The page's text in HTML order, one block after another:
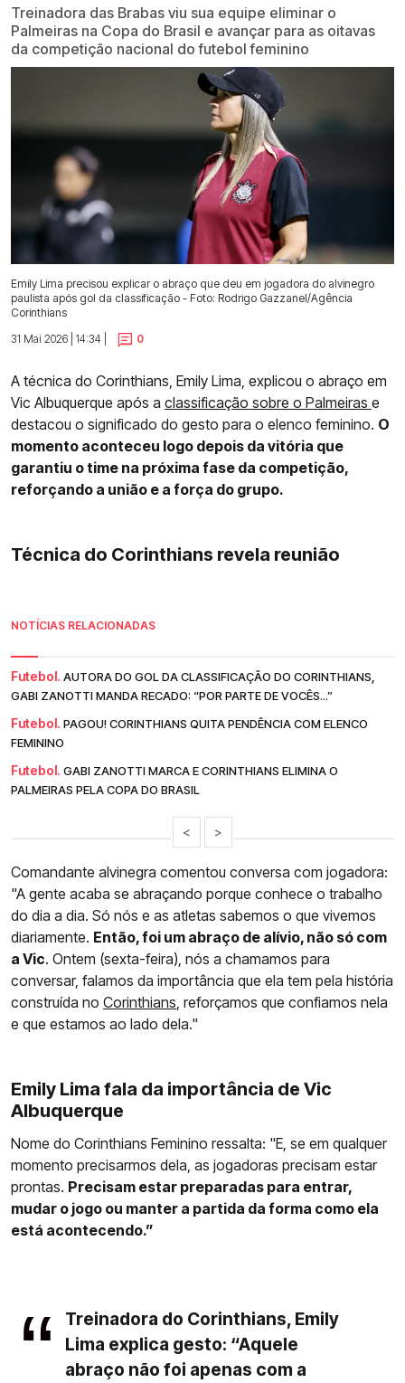
Treinadora das Brabas viu sua equipe eliminar o
Palmeiras na Copa do Brasil e avançar para as oitavas
da competição nacional do futebol feminino
Emily Lima precisou explicar o abraço que deu em jogadora do alvinegro
paulista após gol da classificação - Foto: Rodrigo Gazzanel/Agência
Corinthians
31 Mai 2026 | 14:34 |
0
A técnica do Corinthians, Emily Lima, explicou o abraço em
Vic Albuquerque após a classificação sobre o Palmeiras e
destacou o significado do gesto para o elenco feminino. O
momento aconteceu logo depois da vitória que
garantiu o time na próxima fase da competição,
reforçando a união e a força do grupo.
Técnica do Corinthians revela reunião
NOTÍCIAS RELACIONADAS
Futebol. AUTORA DO GOL DA CLASSIFICAÇÃO DO CORINTHIANS,
GABI ZANOTTI MANDA RECADO: “POR PARTE DE VOCÊS...”
Futebol. PAGOU! CORINTHIANS QUITA PENDÊNCIA COM ELENCO
FEMININO
Futebol. GABI ZANOTTI MARCA E CORINTHIANS ELIMINA O
PALMEIRAS PELA COPA DO BRASIL
< >
Comandante alvinegra comentou conversa com jogadora:
"A gente acaba se abraçando porque conhece o trabalho
do dia a dia. Só nós e as atletas sabemos o que vivemos
diariamente. Então, foi um abraço de alívio, não só com
a Vic. Ontem (sexta-feira), nós a chamamos para
conversar, falamos da importância que ela tem pela história
construída no Corinthians, reforçamos que confiamos nela
e que estamos ao lado dela."
Emily Lima fala da importância de Vic
Albuquerque
Nome do Corinthians Feminino ressalta: "E, se em qualquer
momento precisarmos dela, as jogadoras precisam estar
prontas. Precisam estar preparadas para entrar,
mudar o jogo ou manter a partida da forma como ela
está acontecendo.”
Treinadora do Corinthians, Emily
Lima explica gesto: “Aquele
abraço não foi apenas com a